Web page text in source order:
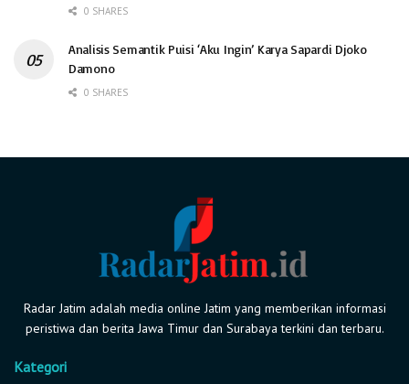
0 SHARES
Analisis Semantik Puisi ‘Aku Ingin’ Karya Sapardi Djoko
Damono
0 SHARES
Radar Jatim adalah media online Jatim yang memberikan informasi
peristiwa dan berita Jawa Timur dan Surabaya terkini dan terbaru.
Kategori